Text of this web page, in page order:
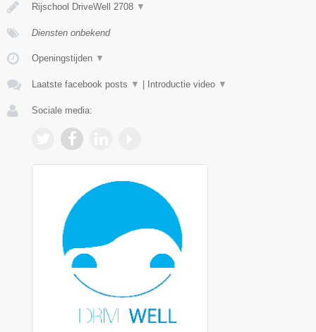
Rijschool DriveWell 2708 ▼
Diensten onbekend
Openingstijden ▼
Laatste facebook posts ▼ | Introductie video ▼
Sociale media: